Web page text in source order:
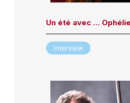
Un été avec …
Interview